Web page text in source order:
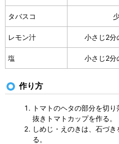
タバスコ
レモン汁 小さじ2分
塩 小さじ2分
作り方
トマトのヘタの部分を切
抜きトマトカップを作る。
しめじ・えのきは、石づ
る。